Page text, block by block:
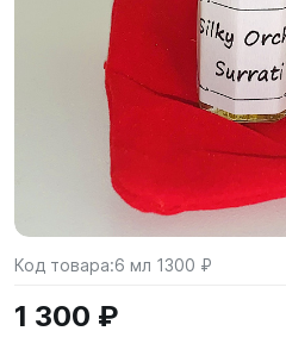
Код товара:6 мл 1300 ₽
1 300 ₽